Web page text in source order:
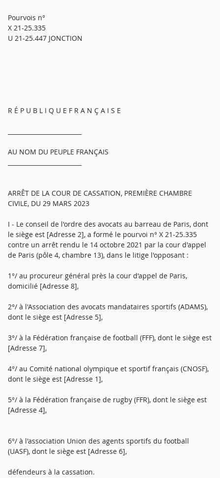
Pourvois n°
X 21-25.335
U 21-25.447 JONCTION
R É P U B L I Q U E F R A N Ç A I S E
AU NOM DU PEUPLE FRANÇAIS
ARRÊT DE LA COUR DE CASSATION, PREMIÈRE CHAMBRE
CIVILE, DU 29 MARS 2023
I - Le conseil de l'ordre des avocats au barreau de Paris, dont
le siège est [Adresse 2], a formé le pourvoi n° X 21-25.335
contre un arrêt rendu le 14 octobre 2021 par la cour d'appel
de Paris (pôle 4, chambre 13), dans le litige l'opposant :
1°/ au procureur général près la cour d'appel de Paris,
domicilié [Adresse 8],
2°/ à l'Association des avocats mandataires sportifs (ADAMS),
dont le siège est [Adresse 5],
3°/ à la Fédération française de football (FFF), dont le siège est
[Adresse 7],
4°/ au Comité national olympique et sportif français (CNOSF),
dont le siège est [Adresse 1],
5°/ à la Fédération française de rugby (FFR), dont le siège est
[Adresse 4],
6°/ à l'association Union des agents sportifs du football
(UASF), dont le siège est [Adresse 6],
défendeurs à la cassation.